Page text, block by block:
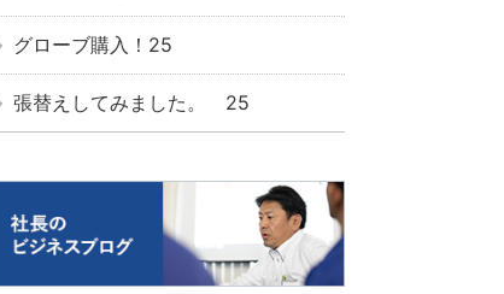
グローブ購入！25
張替えしてみました。 25